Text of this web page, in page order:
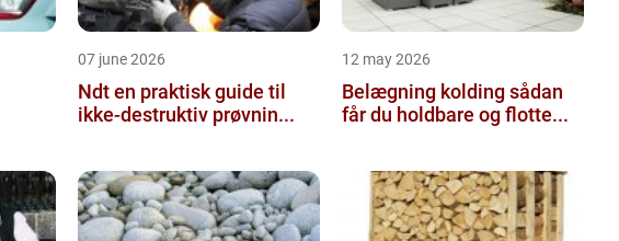
07 june 2026
Ndt en praktisk guide til
ikke-destruktiv prøvnin...
12 may 2026
Belægning kolding sådan
får du holdbare og flotte...